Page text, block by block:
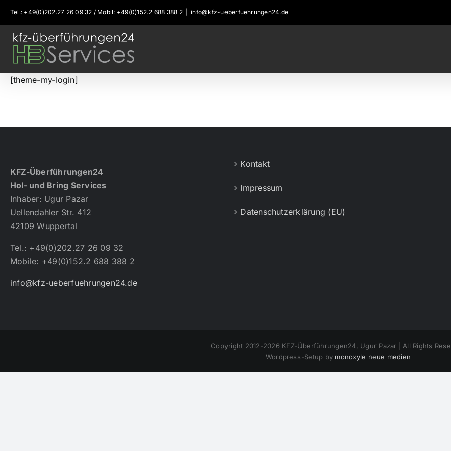
springen
Tel.: +49(0)202.27 26 09 32 / Mobil: +49(0)152.2 688 388 2 info@kfz-ueberfuehrungen24.de
[theme-my-login]
KFZ-Überführungen24
Hol- und Bring Services
Inhaber: Ugur Pazar
Uellendahler Str. 412
42109 Wuppertal
Tel.: +49(0)202.27 26 09 32
Mobile: +49(0)152.2 688 388 2
info@kfz-ueberfuehrungen24.de
Kontakt
Impressum
Datenschutzerklärung (EU)
Copyright 2012-2026 KFZ-Überführungen24, Ugur Pazar | All Rights
Wordpress-Setup by monoxyle neue medien